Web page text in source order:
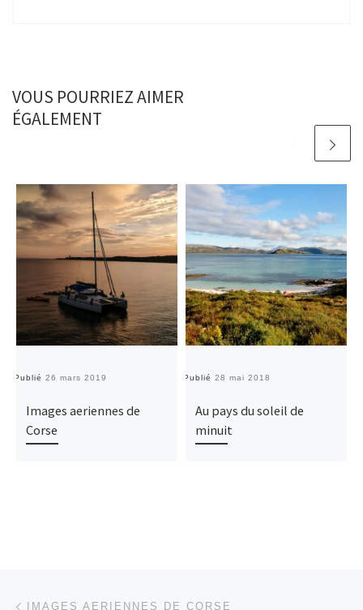
VOUS POURRIEZ AIMER
ÉGALEMENT
Publié 26 mars 2019
Images aeriennes de
Corse
Publié 28 mai 2018
Au pays du soleil de
minuit
Parcourir les articles
IMAGES AERIENNES DE CORSE